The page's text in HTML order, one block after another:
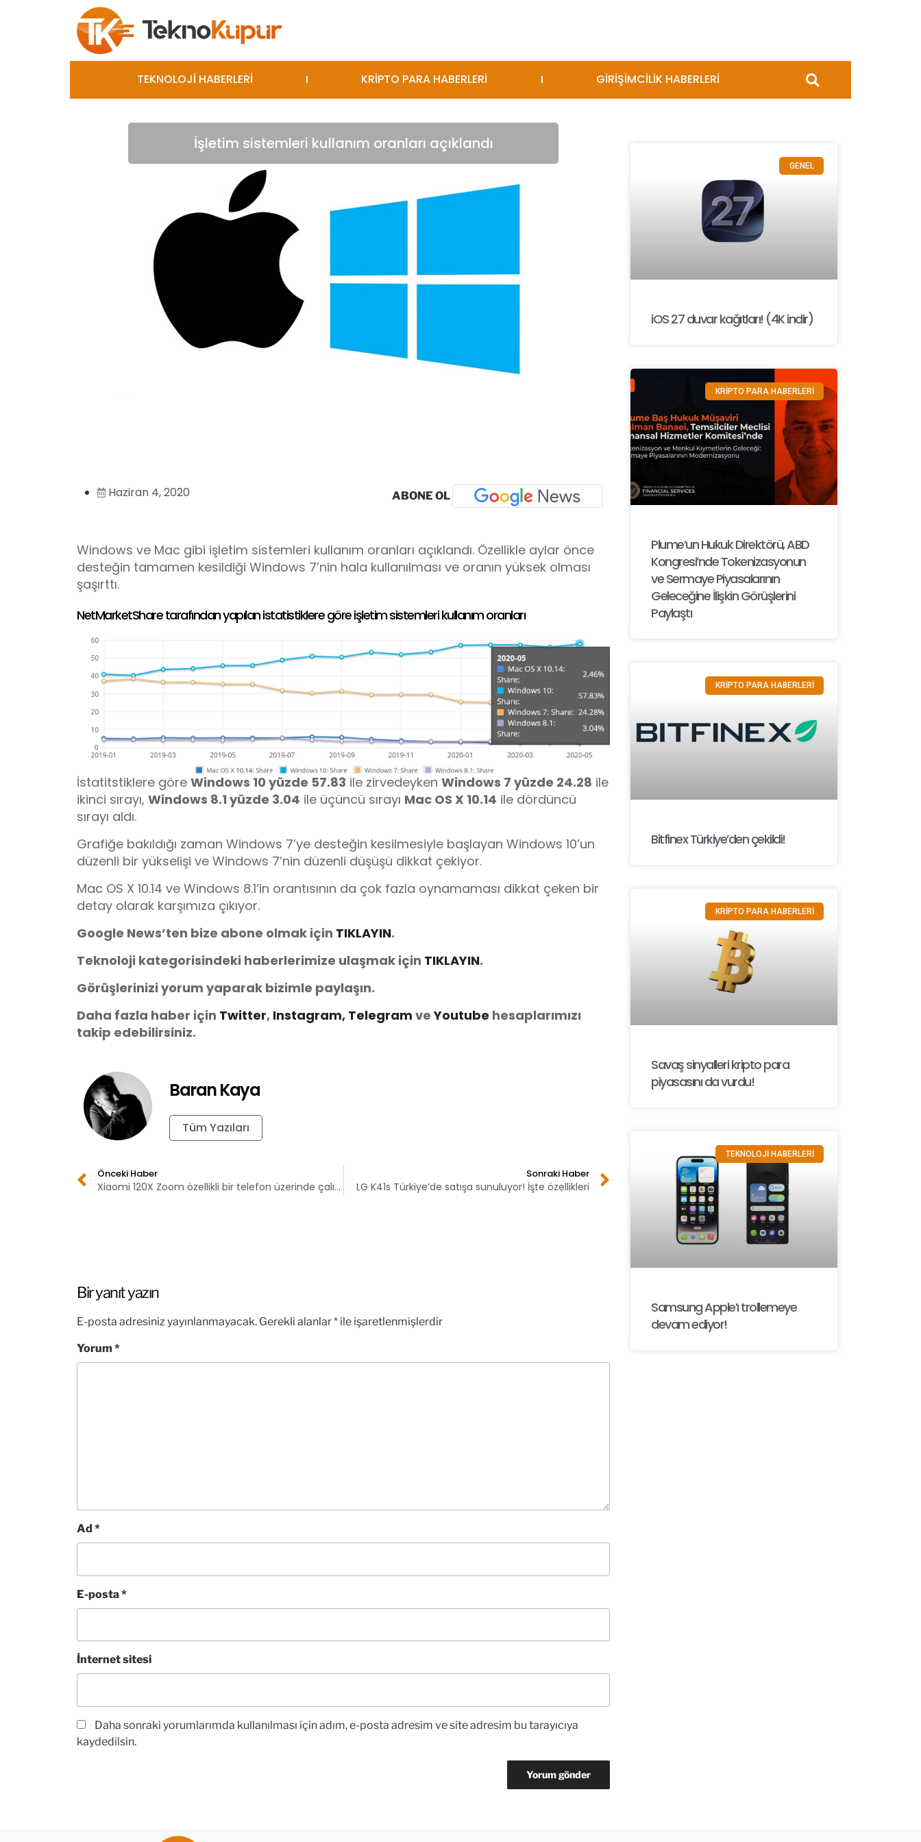
TEKNOLOJİ HABERLERİ KRİPTO PARA HABERLERİ GİRİŞİMCİLİK HABERLERİ
İşletim sistemleri kullanım oranları açıklandı
Haziran 4, 2020 ABONE OL
Windows ve Mac gibi işletim sistemleri kullanım oranları açıklandı. Özellikle aylar önce
desteğin tamamen kesildiği Windows 7’nin hala kullanılması ve oranın yüksek olması
şaşırttı.
NetMarketShare tarafından yapılan istatistiklere göre işletim sistemleri kullanım oranları
İstatitstiklere göre Windows 10 yüzde 57.83 ile zirvedeyken Windows 7 yüzde 24.28 ile
ikinci sırayı, Windows 8.1 yüzde 3.04 ile üçüncü sırayı Mac OS X 10.14 ile dördüncü
sırayı aldı.
Grafiğe bakıldığı zaman Windows 7’ye desteğin kesilmesiyle başlayan Windows 10’un
düzenli bir yükselişi ve Windows 7’nin düzenli düşüşü dikkat çekiyor.
Mac OS X 10.14 ve Windows 8.1’in orantısının da çok fazla oynamaması dikkat çeken bir
detay olarak karşımıza çıkıyor.
Google News’ten bize abone olmak için TIKLAYIN.
Teknoloji kategorisindeki haberlerimize ulaşmak için TIKLAYIN.
Görüşlerinizi yorum yaparak bizimle paylaşın.
Daha fazla haber için Twitter, Instagram, Telegram veYoutube hesaplarımızı
takip edebilirsiniz.
Baran Kaya
Tüm Yazıları
Önceki Haber
Xiaomi 120X Zoom özellikli bir telefon üzerinde çalışıyor
Sonraki Haber
LG K41s Türkiye’de satışa sunuluyor! İşte özellikleri
Bir yanıt yazın
E-posta adresiniz yayınlanmayacak. Gerekli alanlar* ile işaretlenmişlerdir
Yorum *
Ad *
E-posta*
İnternet sitesi
Daha sonraki yorumlarımda kullanılması için adım, e-posta adresim ve site adresim bu tarayıcıya
kaydedilsin.
GENEL
iOS 27 duvar kağıtları! (4K indir)
KRİPTO PARA HABERLERİ
Plume’un Hukuk Direktörü, ABD
Kongresi’nde Tokenizasyonun
ve Sermaye Piyasalarının
Geleceğine İlişkin Görüşlerini
Paylaştı
KRİPTO PARA HABERLERİ
Bitfinex Türkiye’den çekildi!
KRİPTO PARA HABERLERİ
Savaş sinyalleri kripto para
piyasasını da vurdu!
TEKNOLOJİ HABERLERİ
Samsung Apple’ı trollemeye
devam ediyor!